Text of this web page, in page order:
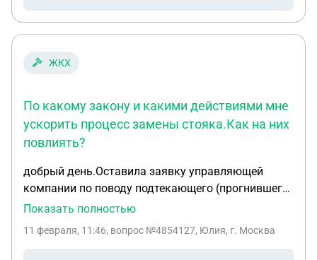
ЖКХ
По какому закону и какими действиями мне
ускорить процесс замены стояка.Как на них
повлиять?
добрый день.Оставила заявку управляющей
компании по поводу подтекающего (прогнившего)
стояка холодной воды. на осмотр пришли . план
месяц. Кормят завтраками. Точных дат и даже
Показать полностью
11 февраля, 11:46, вопрос №4854127, Юлия, г. Москва